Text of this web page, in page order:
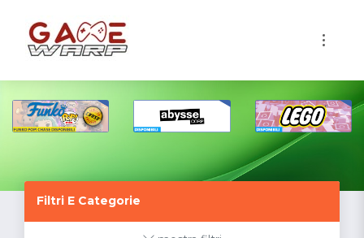
Filtri E Categorie